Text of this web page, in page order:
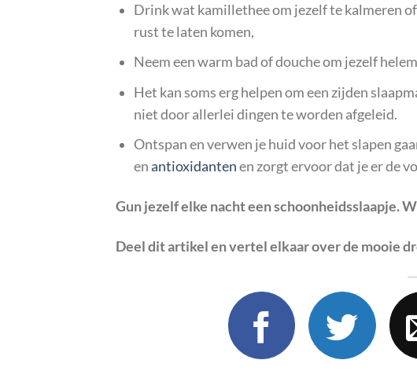
Drink wat kamillethee om jezelf te kalmeren
rust te laten komen,
Neem een warm bad of douche om jezelf
Het kan soms erg helpen om een zijden
niet door allerlei dingen te worden afgeleid.
Ontspan en verwen je huid voor het slapen
enantioxidantenen zorgt ervoor dat je er de
Gun jezelf elke nacht een schoonheidsslaapje.
Deel dit artikel en vertel elkaar over de mooie